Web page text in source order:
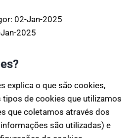
02-Jan-2025
2025
explica o que são cookies,
de cookies que utilizamos
que coletamos através dos
são utilizadas) e